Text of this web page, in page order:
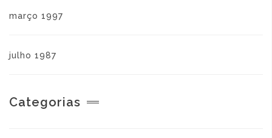
março 1997
julho 1987
Categorias